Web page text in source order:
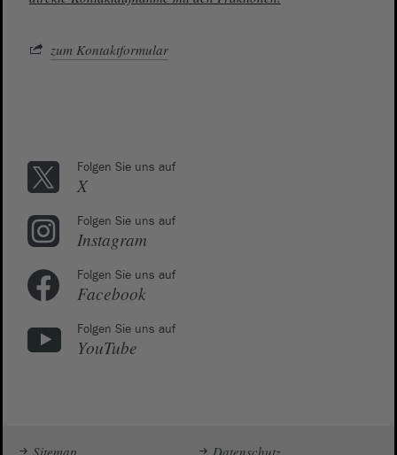
zum Kontaktformular
Folgen Sie uns auf
X
Folgen Sie uns auf
Instagram
Folgen Sie uns auf
Facebook
Folgen Sie uns auf
YouTube